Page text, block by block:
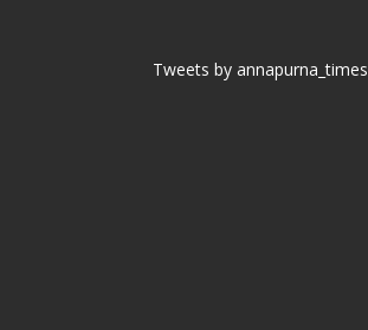
Tweets by annapurna_times